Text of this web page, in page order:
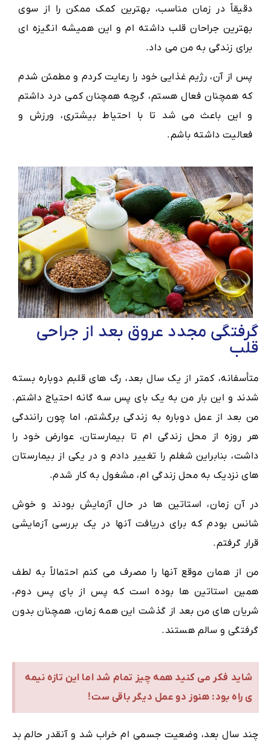
دقیقاً در زمان مناسب، بهترین کمک ممکن را از سوی
بهترین جراحان قلب داشته ام و این همیشه انگیزه ای
برای زندگی به من می داد.
پس از آن، رژیم غذایی خود را رعایت کردم و مطمئن شدم
که همچنان فعال هستم، گرچه همچنان کمی درد داشتم
و این باعث می شد تا با احتیاط بیشتری، ورزش و
فعالیت داشته باشم.
گرفتگی مجدد عروق بعد از جراحی
قلب
متأسفانه، کمتر از یک سال بعد، رگ های قلبم دوباره بسته
شدند و این بار من به یک بای پس سه گانه احتیاج داشتم.
من بعد از عمل دوباره به زندگی برگشتم، اما چون رانندگی
هر روزه از محل زندگی ام تا بیمارستان، عوارض خود را
داشت، بنابراین شغلم را تغییر دادم و در یکی از بیمارستان
های نزدیک به محل زندگی ام، مشغول به کار شدم.
در آن زمان، استاتین ها در حال آزمایش بودند و خوش
شانس بودم که برای دریافت آنها در یک بررسی آزمایشی
قرار گرفتم.
من از همان موقع آنها را مصرف می کنم احتمالاً به لطف
همین استاتین ها بوده است که پس از بای پس دوم،
شریان های من بعد از گذشت این همه زمان، همچنان بدون
گرفتگی و سالم هستند.
شاید فکر می کنید همه چیز تمام شد اما این تازه نیمه
ی راه بود: هنوز دو عمل دیگر باقی ست!
چند سال بعد، وضعیت جسمی ام خراب شد و آنقدر حالم بد